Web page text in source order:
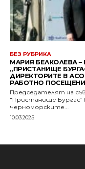
БЕЗ РУБРИКА
МАРИЯ БЕЛКОЛЕВА
„ПРИСТАНИЩЕ
ДИРЕКТОРИТЕ В
РАБОТНО
Председателят на
"Пристанище Бургас"
черноморските...
10.03.2025